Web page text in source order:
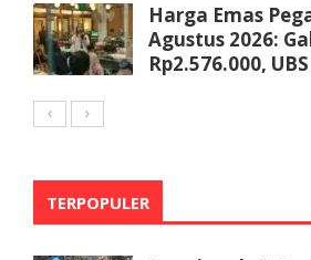
Harga Emas
Agustus 2026:
Rp2.576.000,
TERPOPULER